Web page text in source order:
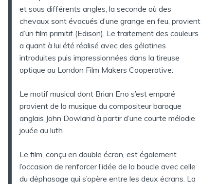
et sous différents angles, la seconde où des
chevaux sont évacués d’une grange en feu, provient
d’un film primitif (Edison). Le traitement des couleurs
a quant à lui été réalisé avec des gélatines
introduites puis impressionnées dans la tireuse
optique au London Film Makers Cooperative.
Le motif musical dont Brian Eno s’est emparé
provient de la musique du compositeur baroque
anglais John Dowland à partir d’une courte mélodie
jouée au luth.
Le film, conçu en double écran, est également
l’occasion de renforcer l’idée de la boucle avec celle
du déphasage qui s’opère entre les deux écrans. La